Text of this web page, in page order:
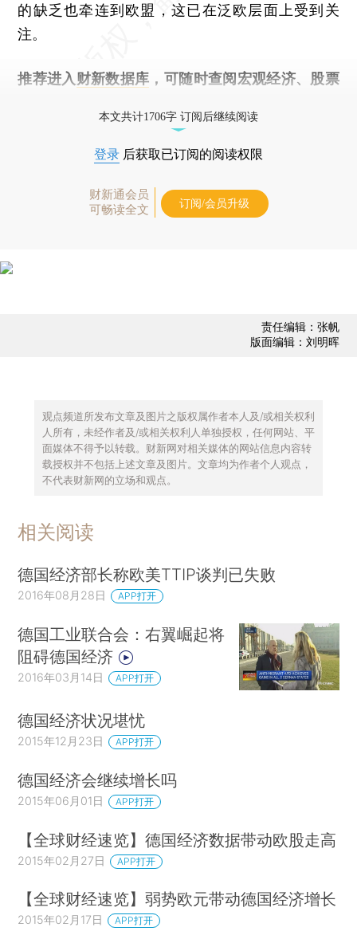
的缺乏也牵连到欧盟，这已在泛欧层面上受到关
注。
推荐进入 财新数据库 ，可随时查阅宏观经济、股票
本文共计1706字 订阅后继续阅读
登录 后获取已订阅的阅读权限
财新通会员
可畅读全文
订阅/会员升级
责任编辑：张帆
版面编辑：刘明晖
观点频道所发布文章及图片之版权属作者本人及/或相关权利
人所有，未经作者及/或相关权利人单独授权，任何网站、平
面媒体不得予以转载。财新网对相关媒体的网站信息内容转
载授权并不包括上述文章及图片。文章均为作者个人观点，
不代表财新网的立场和观点。
相关阅读
德国经济部长称欧美TTIP谈判已失败
2016年08月28日 APP打开
德国工业联合会：右翼崛起将
阻碍德国经济
2016年03月14日 APP打开
德国经济状况堪忧
2015年12月23日 APP打开
德国经济会继续增长吗
2015年06月01日 APP打开
【全球财经速览】德国经济数据带动欧股走高
2015年02月27日 APP打开
【全球财经速览】弱势欧元带动德国经济增长
2015年02月17日 APP打开